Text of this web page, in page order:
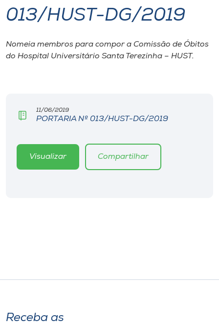
I.nova
Diplomados
CPA
Editora
Selecione
o idioma
013/HUST-DG/2019
Nomeia membros para compor a Comissão de Óbitos
do Hospital Universitário Santa Terezinha – HUST.
11/06/2019
PORTARIA Nº 013/HUST-DG/2019
Visualizar Compartilhar
Receba as